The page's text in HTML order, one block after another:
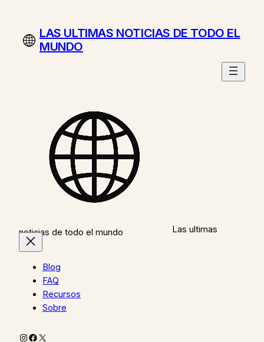
contenidoLAS ULTIMAS NOTICIAS DE TODO EL
MUNDO
Las ultimas
noticias de todo el mundo
Blog
FAQ
Recursos
Sobre
Instagram
Facebook
X